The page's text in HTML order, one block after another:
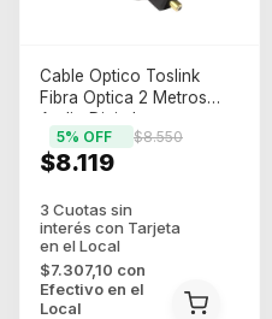
Cable Optico Toslink
Fibra Optica 2 Metros
Audio Digital
$8.119
$8.550
5% OFF
$7.307,10 con
Efectivo en el
Local